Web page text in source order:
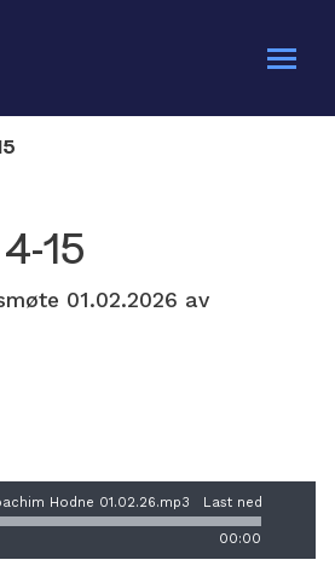
15
01.02.2026 av
00:00
Hodne 01.02.26.mp3 Last ned